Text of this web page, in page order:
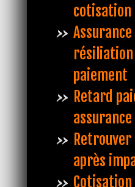
cotisation
paiement
Retard
après
Cotisation